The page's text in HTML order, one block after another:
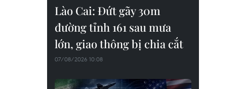
Lào Cai: Đứt gãy 30m
đường tỉnh 161 sau mưa
lớn, giao thông bị chia cắt
07/08/2026 10:08